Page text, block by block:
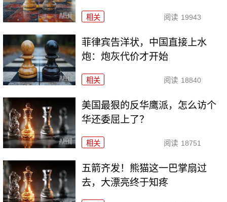
相关 阅读 19943
菲律宾告洋状，中国直接上水
炮：炮灰代价才开始
相关 阅读 18840
美国最狠的反华鹰派，怎么访个
华还委屈上了？
相关 阅读 18751
五箭齐发！熊猫这一巴掌扇过
去，大漂亮终于知疼